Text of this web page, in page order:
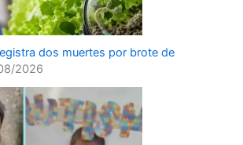
dos muertes por brote de
2026